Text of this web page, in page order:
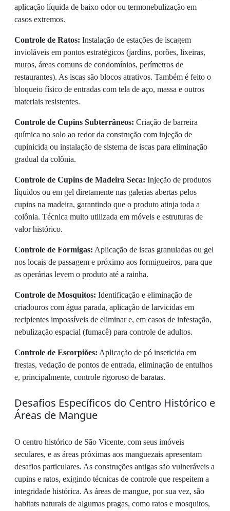
aplicação líquida de baixo odor ou termonebulização em
casos extremos.
Controle de Ratos: Instalação de estações de iscagem
invioláveis em pontos estratégicos (jardins, porões, lixeiras,
muros, áreas comuns de condomínios, perímetros de
restaurantes). As iscas são blocos atrativos. Também é feito o
bloqueio físico de entradas com tela de aço, massa e outros
materiais resistentes.
Controle de Cupins Subterrâneos: Criação de barreira
química no solo ao redor da construção com injeção de
cupinicida ou instalação de sistema de iscas para eliminação
gradual da colônia.
Controle de Cupins de Madeira Seca: Injeção de produtos
líquidos ou em gel diretamente nas galerias abertas pelos
cupins na madeira, garantindo que o produto atinja toda a
colônia. Técnica muito utilizada em móveis e estruturas de
valor histórico.
Controle de Formigas: Aplicação de iscas granuladas ou gel
nos locais de passagem e próximo aos formigueiros, para que
as operárias levem o produto até a rainha.
Controle de Mosquitos: Identificação e eliminação de
criadouros com água parada, aplicação de larvicidas em
recipientes impossíveis de eliminar e, em casos de infestação,
nebulização espacial (fumacê) para controle de adultos.
Controle de Escorpiões: Aplicação de pó inseticida em
frestas, vedação de pontos de entrada, eliminação de entulhos
e, principalmente, controle rigoroso de baratas.
Desafios Específicos do Centro Histórico e
Áreas de Mangue
O centro histórico de São Vicente, com seus imóveis
seculares, e as áreas próximas aos manguezais apresentam
desafios particulares. As construções antigas são vulneráveis a
cupins e ratos, exigindo técnicas de controle que respeitem a
integridade histórica. As áreas de mangue, por sua vez, são
habitats naturais de algumas pragas, como ratos e mosquitos,